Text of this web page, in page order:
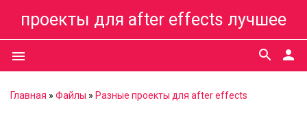
проекты для after effects лучшее
menu person
search
Главная » Файлы » Разные проекты для after effects